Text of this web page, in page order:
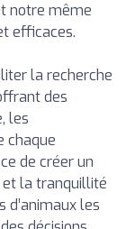
notre même
efficaces.
la recherche
des
les
chaque
de créer un
la tranquillité
d’animaux les